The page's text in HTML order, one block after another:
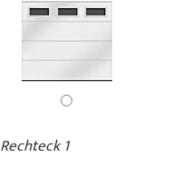
Rechteck 1